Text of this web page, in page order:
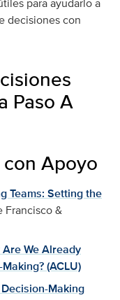
decisiones con
Paso A
Apoyo
Teams: Setting the
Francisco &
We Already
(ACLU)
Making